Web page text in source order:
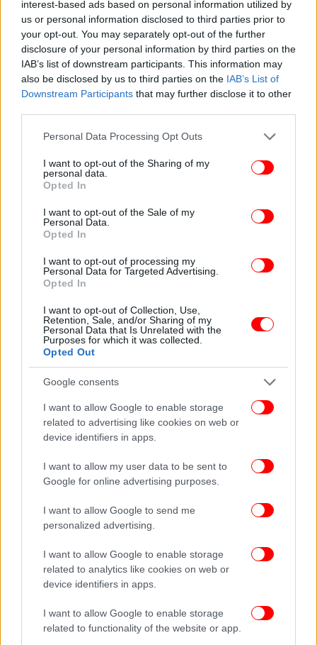
interest-based ads based on personal information utilized by
us or personal information disclosed to third parties prior to
your opt-out. You may separately opt-out of the further
disclosure of your personal information by third parties on the
IAB’s list of downstream participants. This information may
also be disclosed by us to third parties on the IAB’s List of
Downstream Participants that may further disclose it to other
Please note that this website/app uses one or more Google
not limited to your visit or usage behaviour. You may click to
grant or deny consent to Google and its third-party tags to
use your data for below specified purposes in below Google
consent section.
Personal Data Processing Opt Outs
I want to opt-out of the Sharing of my
personal data.
Opted In
I want to opt-out of the Sale of my
Personal Data.
Opted In
I want to opt-out of processing my
Personal Data for Targeted Advertising.
Opted In
I want to opt-out of Collection, Use,
Retention, Sale, and/or Sharing of my
Personal Data that Is Unrelated with the
Purposes for which it was collected.
Opted Out
Google consents
I want to allow Google to enable storage
related to advertising like cookies on web or
device identifiers in apps.
I want to allow my user data to be sent to
Google for online advertising purposes.
I want to allow Google to send me
personalized advertising.
I want to allow Google to enable storage
related to analytics like cookies on web or
device identifiers in apps.
I want to allow Google to enable storage
related to functionality of the website or app.
του 2019, σύμφωνα με την οποία ο ανήλικος
πείστηκε να ακολουθήσει τον κατηγορούμενο σε
παραλία στην περιοχή Άλιντα, όπου τελέστηκε
πράξη εις βάρος του. Η κατάθεση αυτή λειτούργησε
ως κεντρικός άξονας για τη στοιχειοθέτηση των
σοβαρότερων κατηγοριών, σε συνδυασμό με τα
καταθέσεις.
Το κατηγορητήριο περιέλαβε γενετήσια πράξη με
ανήλικο που είχε συμπληρώσει τα 12 αλλά όχι τα 14
έτη, πορνογραφία ανηλίκου που δεν είχε
συμπληρώσει το 15ο έτος, προσέλκυση παιδιού
που δεν είχε συμπληρώσει το 15ο έτος για
γενετήσιους λόγους και προσβολή της γενετήσιας
αξιοπρέπειας με χειρονομίες και λεκτικές
προτάσεις καθώς και επίδειξη γεννητικών οργάνων
κατ’ εξακολούθηση.
Η απόφαση της έδρας και οι ποινές
Μετά την ολοκλήρωση της ακροαματικής
διαδικασίας, το Μικτό Ορκωτό Δικαστήριο της Κω
επέβαλε κάθειρξη 16 ετών και χρηματική ποινή
30.000 ευρώ. Αξίζει να σημειωθεί ότι ο 59χρονος
αδικήματα στη Ρόδο.
ΟΛΕΣ ΟΙ ΕΙΔΗΣΕΙΣ
Πυρετός διαπραγματεύσεων για το Ουκρανικό, τα δύο
θέματα στα οποία είναι ανυποχώρητος ο Ζελένσκι
-Σήμερα η συνάντηση Πούτιν-Γουίτκοφ
Γιατί κατέβηκαν οι αγρότες στους δρόμους, τι
τη χώρα
Λούτσα: «Έτρεχε πάντα με 120 χλμ. σ' αυτόν τον δρόμο,